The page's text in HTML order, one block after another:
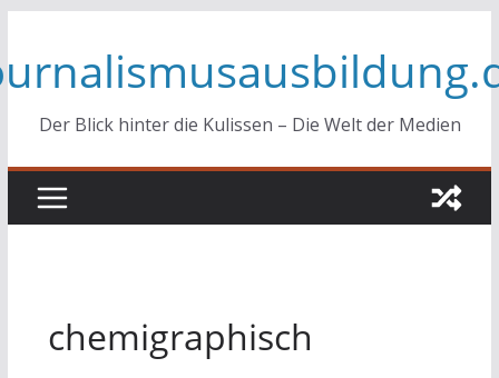
springen
Der Blick hinter die Kulissen – Die Welt der Medien
chemigraphisch